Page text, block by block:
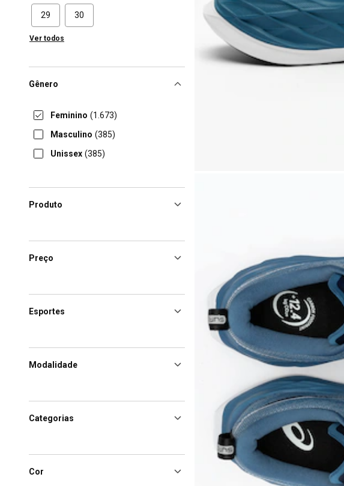
29 30
Ver todos
Gênero
Feminino (1.673)
Masculino (385)
Unissex (385)
Produto
Preço
Esportes
Modalidade
Categorias
Cor